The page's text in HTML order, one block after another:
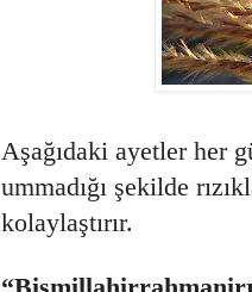
Aşağıdaki ayetler her
ummadığı şekilde
kolaylaştırır.